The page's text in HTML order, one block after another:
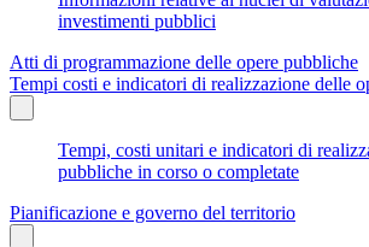
investimenti pubblici
Atti di programmazione delle opere pubbliche
Tempi costi e indicatori di realizzazione delle
Tempi, costi unitari e indicatori di
pubbliche in corso o completate
Pianificazione e governo del territorio